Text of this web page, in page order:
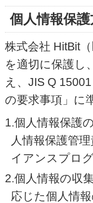
個人情報保
株式会社 HitBit
を適切に保護し
え、JIS Q
の要求事項」に
1.個人情報保護
人情報保護管
イアンスプロ
2.個人情報の収
応じた個人情